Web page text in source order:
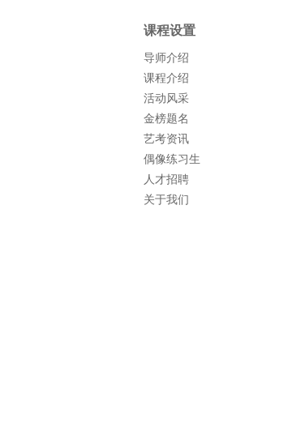
课程设置
导师介绍
课程介绍
活动风采
金榜题名
艺考资讯
偶像练习生
人才招聘
关于我们